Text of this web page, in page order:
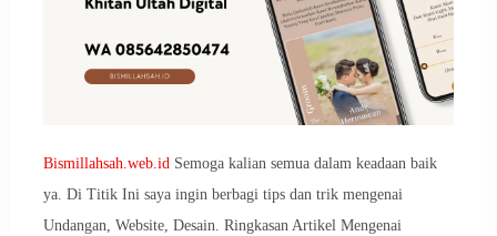
Bismillahsah.web.idSemoga kalian semua dalam keadaan baik
ya. Di Titik Ini saya ingin berbagi tips dan trik mengenai
Undangan, Website, Desain. Ringkasan Artikel Mengenai